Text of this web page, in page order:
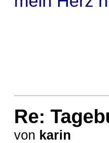
Re:
von karin